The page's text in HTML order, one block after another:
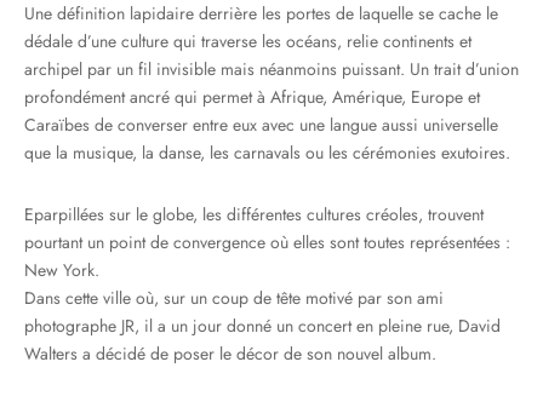
Une définition lapidaire derrière les portes de laquelle se cache le
dédale d’une culture qui traverse les océans, relie continents et
archipel par un fil invisible mais néanmoins puissant. Un trait d’union
profondément ancré qui permet à Afrique, Amérique, Europe et
Caraïbes de converser entre eux avec une langue aussi universelle
que la musique, la danse, les carnavals ou les cérémonies exutoires.
Eparpillées sur le globe, les différentes cultures créoles, trouvent
pourtant un point de convergence où elles sont toutes représentées :
New York.
Dans cette ville où, sur un coup de tête motivé par son ami
photographe JR, il a un jour donné un concert en pleine rue, David
Walters a décidé de poser le décor de son nouvel album.